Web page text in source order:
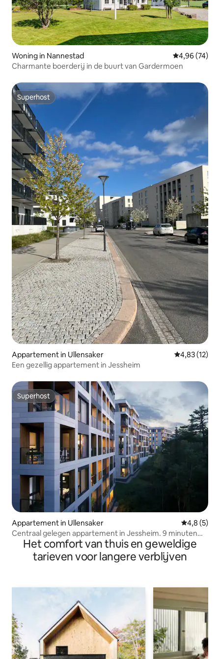
Woning in Nannestad Gemiddelde
4,96 (74)
Charmante boerderij in de buurt van Gardermoen
Superhost
Superhost
Appartement in Ullensaker Gemiddelde
4,83 (12)
Een gezellig appartement in Jessheim
Superhost
Superhost
Appartement in Ullensaker
4,8 (5)
Centraal gelegen appartement in Jessheim. 9 minuten
naar de luchthaven.
Het comfort van thuis en geweldige
tarieven voor langere verblijven